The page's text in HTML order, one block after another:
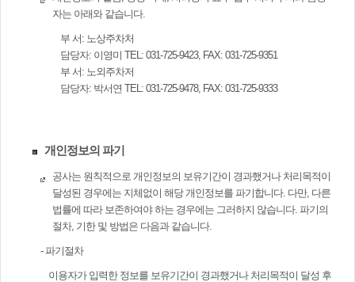
자는 아래와 같습니다.
부 서: 노상주차처
담당자: 이영미 TEL: 031-725-9423, FAX: 031-725-9351
부 서: 노외주차저
담당자: 박서연 TEL: 031-725-9478, FAX: 031-725-9333
개인정보의 파기
공사는 원칙적으로 개인정보의 보유기간이 경과했거나 처리목적이
달성된 경우에는 지체없이 해당 개인정보를 파기합니다. 다만, 다른
법률에 따라 보존하여야 하는 경우에는 그러하지 않습니다. 파기의
절차, 기한 및 방법은 다음과 같습니다.
- 파기절차
이용자가 입력한 정보를 보유기간이 경과했거나 처리목적이 달성 후